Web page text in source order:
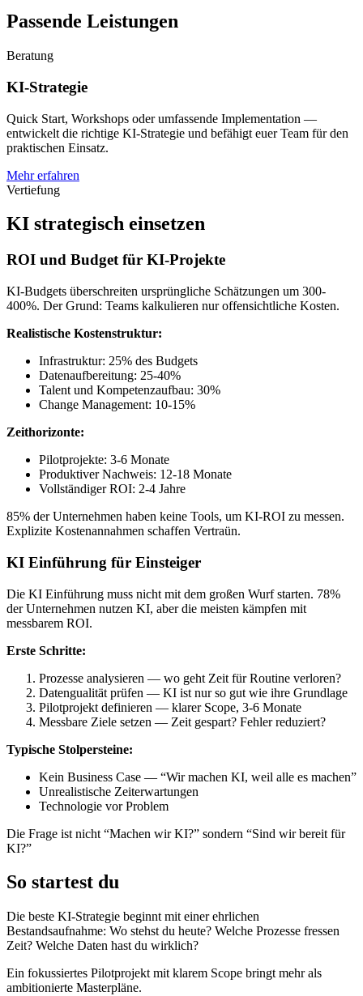
Passende Leistungen
Beratung
KI-Strategie
Quick Start, Workshops oder umfassende Implementation —
entwickelt die richtige KI-Strategie und befähigt euer Team für den
praktischen Einsatz.
Mehr erfahren
Vertiefung
KI strategisch einsetzen
ROI und Budget für KI-Projekte
KI-Budgets überschreiten ursprüngliche Schätzungen um 300-
400%. Der Grund: Teams kalkulieren nur offensichtliche Kosten.
Realistische Kostenstruktur:
Infrastruktur: 25% des Budgets
Datenaufbereitung: 25-40%
Talent und Kompetenzaufbau: 30%
Change Management: 10-15%
Zeithorizonte:
Pilotprojekte: 3-6 Monate
Produktiver Nachweis: 12-18 Monate
Vollständiger ROI: 2-4 Jahre
85% der Unternehmen haben keine Tools, um KI-ROI zu messen.
Explizite Kostenannahmen schaffen Vertraün.
KI Einführung für Einsteiger
Die KI Einführung muss nicht mit dem großen Wurf starten. 78%
der Unternehmen nutzen KI, aber die meisten kämpfen mit
messbarem ROI.
Erste Schritte:
Prozesse analysieren — wo geht Zeit für Routine verloren?
Datengualität prüfen — KI ist nur so gut wie ihre Grundlage
Pilotprojekt definieren — klarer Scope, 3-6 Monate
Messbare Ziele setzen — Zeit gespart? Fehler reduziert?
Typische Stolpersteine:
Kein Business Case — “Wir machen KI, weil alle es machen”
Unrealistische Zeiterwartungen
Technologie vor Problem
Die Frage ist nicht “Machen wir KI?” sondern “Sind wir bereit für
KI?”
So startest du
Die beste KI-Strategie beginnt mit einer ehrlichen
Bestandsaufnahme: Wo stehst du heute? Welche Prozesse fressen
Zeit? Welche Daten hast du wirklich?
Ein fokussiertes Pilotprojekt mit klarem Scope bringt mehr als
ambitionierte Masterpläne.